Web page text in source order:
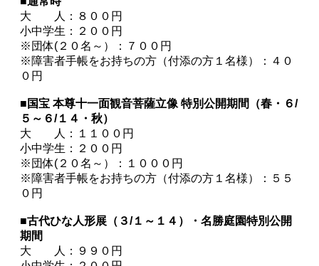
大 人：８００円
小中学生：２００円
※団体(２０名～）：７００円
※障害者手帳をお持ちの方（付添の方１名様）：４０
０円
■国宝 本尊十一面観音菩薩立像 特別公開期間（春・６/
５～６/１４・秋）
大 人：１１００円
小中学生：２００円
※団体(２０名～）：１０００円
※障害者手帳をお持ちの方（付添の方１名様）：５５
０円
■古代ひな人形展（３/１～１４）・名勝庭園特別公開
期間
大 人：９９０円